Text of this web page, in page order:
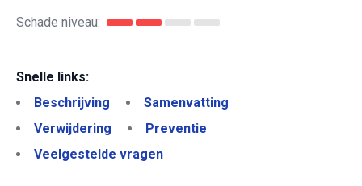
Schade niveau:
Snelle links:
Beschrijving
Samenvatting
Verwijdering
Preventie
Veelgestelde vragen